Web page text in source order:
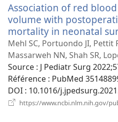
Association of red
volume with
mortality in neonatal
Mehl SC, Portuondo JI, Pettit
Massarweh NN, Shah SR,
Source ‎: J Pediatr Surg
Référence ‎: PubMed
DOI ‎: 10.1016/
https://www.ncbi.nlm.nih.gov/